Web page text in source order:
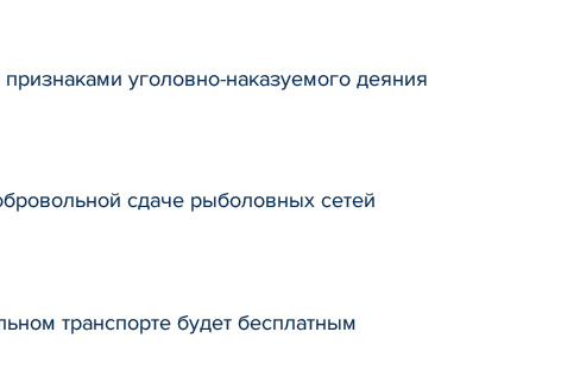
уголовно-наказуемого деяния
сдаче рыболовных сетей
транспорте будет бесплатным